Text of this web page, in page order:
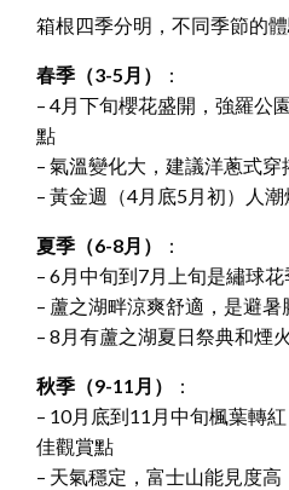
箱根四季分明，不同季節的
春季（3-5月）
：
– 4月下旬櫻花盛開，強羅公
點
– 氣溫變化大，建議洋蔥式穿
– 黃金週（4月底5月初）人
夏季（6-8月）
：
– 6月中旬到7月上旬是繡球
– 蘆之湖畔涼爽舒適，是避暑
– 8月有蘆之湖夏日祭典和煙
秋季（9-11月）
：
– 10月底到11月中旬楓葉轉
佳觀賞點
– 天氣穩定，富士山能見度高